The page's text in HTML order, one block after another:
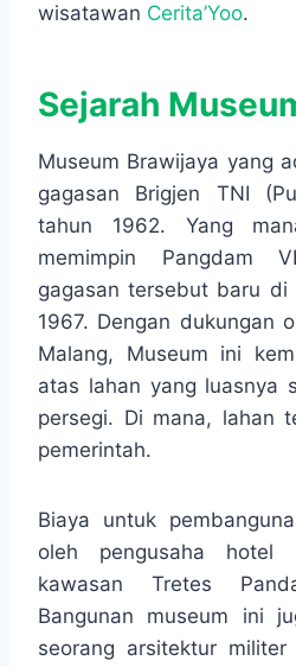
wisatawan Cerita’Yoo.
Sejarah
Museum Brawijaya yang
gagasan Brigjen TNI
tahun 1962. Yang
memimpin Pangdam
gagasan tersebut baru di
1967. Dengan dukungan
Malang, Museum ini
atas lahan yang luasnya
persegi. Di mana, lahan
pemerintah.
Biaya untuk
oleh pengusaha hotel
kawasan Tretes
Bangunan museum ini
seorang arsitektur